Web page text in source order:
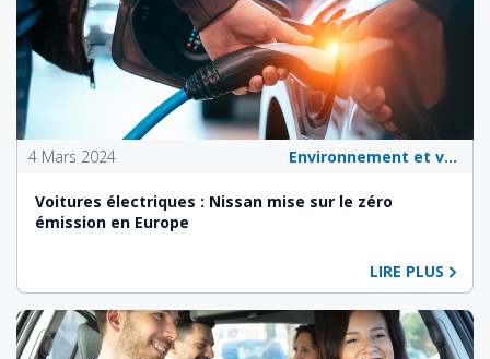
4 Mars 2024 Environnement et véhicules écologiques
Voitures électriques : Nissan mise sur le zéro
émission en Europe
LIRE PLUS